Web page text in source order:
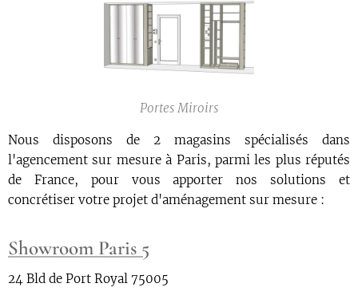
Portes Miroirs
Nous disposons de 2 magasins spécialisés dans
l'agencement sur mesure à Paris, parmi les plus réputés
de France, pour vous apporter nos solutions et
concrétiser votre projet d'aménagement sur mesure :
Showroom Paris 5
24 Bld de Port Royal 75005